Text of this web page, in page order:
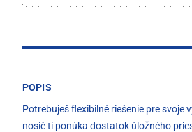
POPIS
Potrebuješ flexibilné riešenie pre svoje
nosič ti ponúka dostatok úložného